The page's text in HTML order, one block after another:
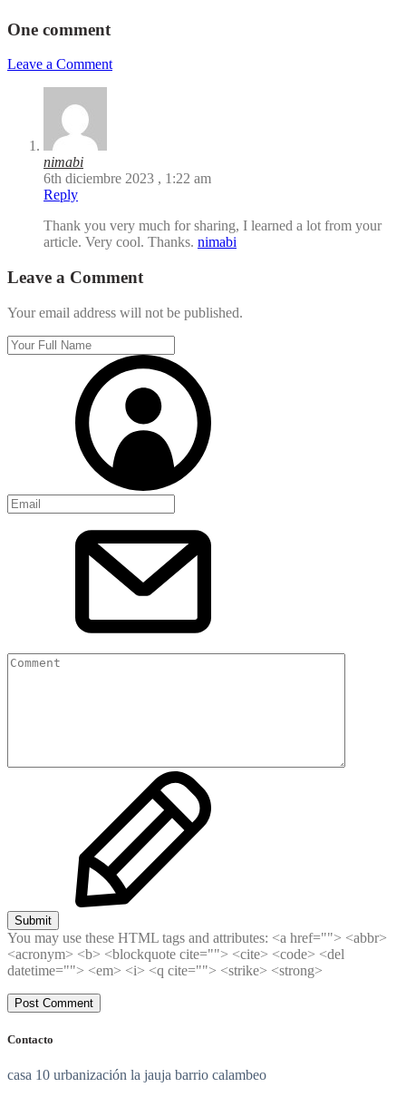
One comment
Leave a Comment
nimabi
6th diciembre 2023 , 1:22 am
Reply
Thank you very much for sharing, I learned a lot from your
article. Very cool. Thanks. nimabi
Leave a Comment
Your email address will not be published.
Submit
You may use these HTML tags and attributes: <a href=""> <abbr>
<acronym> <b> <blockquote cite=""> <cite> <code> <del
datetime=""> <em> <i> <q cite=""> <strike> <strong>
Contacto
casa 10 urbanización la jauja barrio calambeo